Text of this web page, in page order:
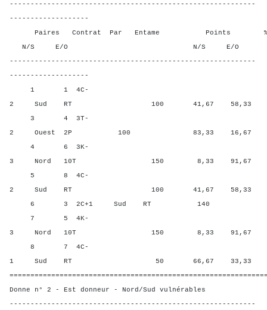
-----------------------------------------------------------
-------------------
Paires Contrat Par Entame Points %
N/S E/O N/S E/O N/
-----------------------------------------------------------
-------------------
1 1 4C-
2 Sud RT 100 41,67 58,33
3 4 3T-
2 Ouest 2P 100 83,33 16,67
4 6 3K-
3 Nord 10T 150 8,33 91,67
5 8 4C-
2 Sud RT 100 41,67 58,33
6 3 2C+1 Sud RT 140
7 5 4K-
3 Nord 10T 150 8,33 91,67
8 7 4C-
1 Sud RT 50 66,67 33,33
Donne n° 2 - Est donneur - Nord/Sud vulnérables
-----------------------------------------------------------